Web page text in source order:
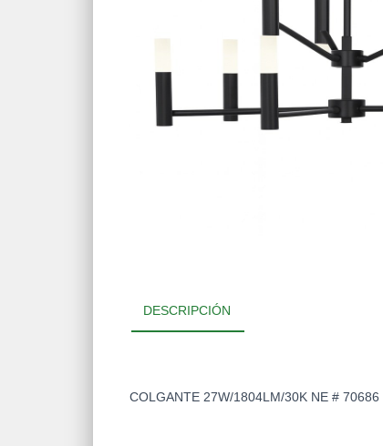
DESCRIPCIÓN
COLGANTE 27W/1804LM/30K NE # 70686